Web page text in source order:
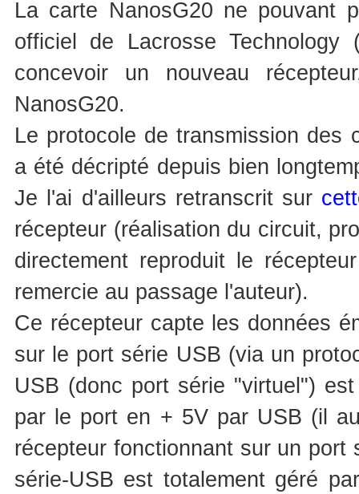
La carte NanosG20 ne pouvant
officiel de Lacrosse Technology
concevoir un nouveau
NanosG20.
Le protocole de transmission des
a été décripté depuis bien
Je l'ai d'ailleurs retranscrit sur
récepteur (réalisation du circuit,
directement reproduit le
remercie au passage l'auteur).
Ce récepteur capte les données
sur le port série USB (via un
USB (donc port série "virtuel")
par le port en + 5V par USB (il
récepteur fonctionnant sur un
série-USB est totalement géré